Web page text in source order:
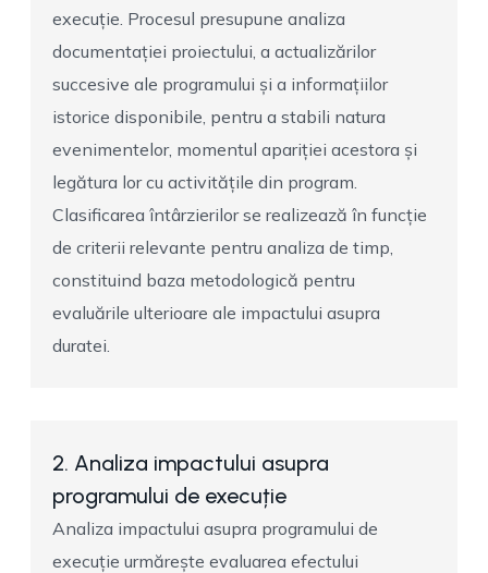
execuție. Procesul presupune analiza
documentației proiectului, a actualizărilor
succesive ale programului și a informațiilor
istorice disponibile, pentru a stabili natura
evenimentelor, momentul apariției acestora și
legătura lor cu activitățile din program.
Clasificarea întârzierilor se realizează în funcție
de criterii relevante pentru analiza de timp,
constituind baza metodologică pentru
evaluările ulterioare ale impactului asupra
duratei.
2. Analiza impactului asupra
programului de execuție
Analiza impactului asupra programului de
execuție urmărește evaluarea efectului